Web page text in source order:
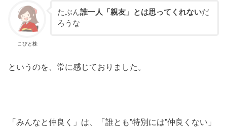
こびと株
たぶん誰一人「親友」とは思ってくれないだ
ろうな
というのを、常に感じておりました。
「みんなと仲良く」は、「誰とも”特別には”仲良くない」